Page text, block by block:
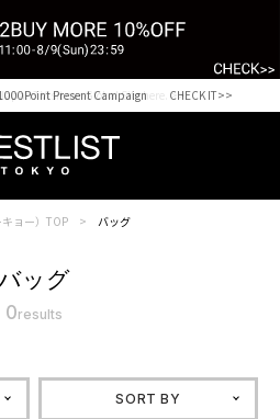
Visit our Global Site here. >>
1000Point Present Campaign CHECK IT>>
ョー）TOP バッグ
ッグ
0results
SORT BY